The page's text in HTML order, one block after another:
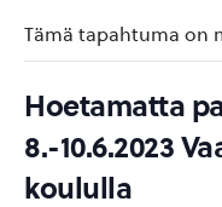
Tämä tapahtuma on
Hoetamatta
8.-10.6.2023
koululla